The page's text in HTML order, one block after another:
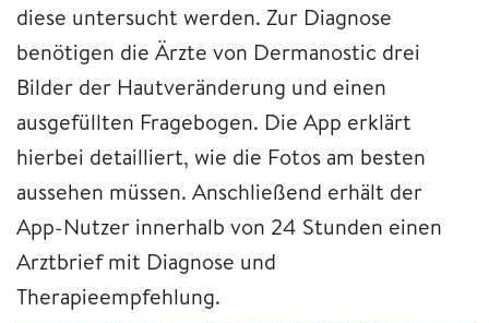
diese untersucht werden. Zur Diagnose
benötigen die Ärzte von Dermanostic drei
Bilder der Hautveränderung und einen
ausgefüllten Fragebogen. Die App erklärt
hierbei detailliert, wie die Fotos am besten
aussehen müssen. Anschließend erhält der
App-Nutzer innerhalb von 24 Stunden einen
Arztbrief mit Diagnose und
Therapieempfehlung.